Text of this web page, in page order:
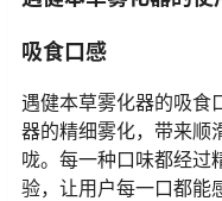
吸食口感
遇健本草雾化器的吸食
器的精细雾化，带来顺
咙。每一种口味都经过
验，让用户每一口都能